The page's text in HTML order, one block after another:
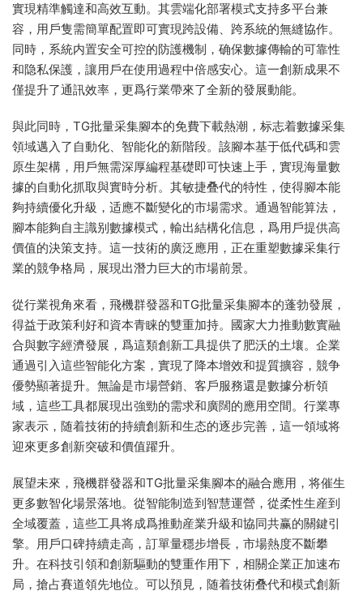
實現精準觸達和高效互動。其雲端化部署模式支持多平台兼
容，用戶隻需簡單配置即可實現跨設備、跨系統的無縫協作。
同時，系統内置安全可控的防護機制，确保數據傳輸的可靠性
和隐私保護，讓用戶在使用過程中倍感安心。這一創新成果不
僅提升了通訊效率，更爲行業帶來了全新的發展動能。
與此同時，TG批量采集腳本的免費下載熱潮，标志着數據采集
領域邁入了自動化、智能化的新階段。該腳本基于低代碼和雲
原生架構，用戶無需深厚編程基礎即可快速上手，實現海量數
據的自動化抓取與實時分析。其敏捷叠代的特性，使得腳本能
夠持續優化升級，适應不斷變化的市場需求。通過智能算法，
腳本能夠自主識别數據模式，輸出結構化信息，爲用戶提供高
價值的決策支持。這一技術的廣泛應用，正在重塑數據采集行
業的競争格局，展現出潛力巨大的市場前景。
從行業視角來看，飛機群發器和TG批量采集腳本的蓬勃發展，
得益于政策利好和資本青睐的雙重加持。國家大力推動數實融
合與數字經濟發展，爲這類創新工具提供了肥沃的土壤。企業
通過引入這些智能化方案，實現了降本增效和提質擴容，競争
優勢顯著提升。無論是市場營銷、客戶服務還是數據分析領
域，這些工具都展現出強勁的需求和廣闊的應用空間。行業專
家表示，随着技術的持續創新和生态的逐步完善，這一領域将
迎來更多創新突破和價值躍升。
展望未來，飛機群發器和TG批量采集腳本的融合應用，将催生
更多數智化場景落地。從智能制造到智慧運營，從柔性生産到
全域覆蓋，這些工具将成爲推動産業升級和協同共赢的關鍵引
擎。用戶口碑持續走高，訂單量穩步增長，市場熱度不斷攀
升。在科技引領和創新驅動的雙重作用下，相關企業正加速布
局，搶占賽道領先地位。可以預見，随着技術叠代和模式創新